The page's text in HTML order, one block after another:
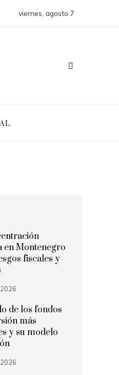
viernes, agosto 7
en Montenegro
fiscales y
de los fondos
más
y su modelo